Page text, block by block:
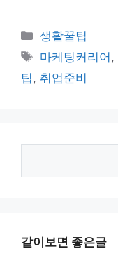
카
테
리
생활꿀팁
태
그
마케팅커리어 ,
팁, 취업준비
같이보면 좋은글